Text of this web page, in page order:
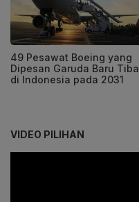
49 Pesawat Boeing yang
Dipesan Garuda Baru Tiba
di Indonesia pada 2031
VIDEO PILIHAN